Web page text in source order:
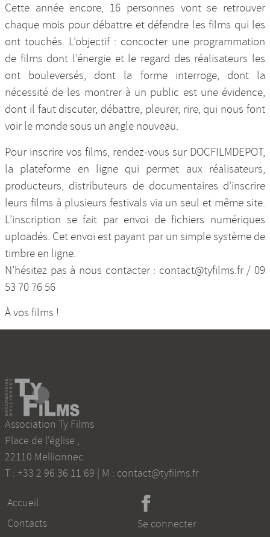
Cette année encore, 16 personnes vont se retrouver
chaque mois pour débattre et défendre les films qui les
ont touchés. L’objectif : concocter une programmation
de films dont l’énergie et le regard des réalisateurs les
ont bouleversés, dont la forme interroge, dont la
nécessité de les montrer à un public est une évidence,
dont il faut discuter, débattre, pleurer, rire, qui nous font
voir le monde sous un angle nouveau.
Pour inscrire vos films, rendez-vous sur DOCFILMDEPOT,
la plateforme en ligne qui permet aux réalisateurs,
producteurs, distributeurs de documentaires d’inscrire
leurs films à plusieurs festivals via un seul et même site.
L’inscription se fait par envoi de fichiers numériques
uploadés. Cet envoi est payant par un simple système de
timbre en ligne.
N’hésitez pas à nous contacter : contact@tyfilms.fr / 09
53 70 76 56
À vos films !
Association Ty Films
Place de l'église ,
22110 Mellionnec
T : +33 2 96 36 11 69 | M : contact@tyfilms.fr
Accueil
Contacts
Se connecter